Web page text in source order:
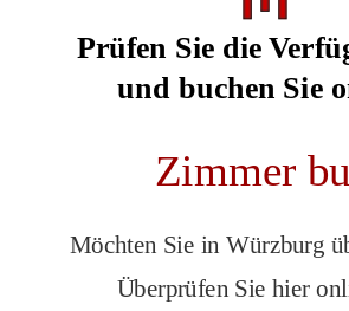
Prüfen Sie die
und buchen Sie
Zimmer
Möchten Sie in Würzburg
Überprüfen Sie hier